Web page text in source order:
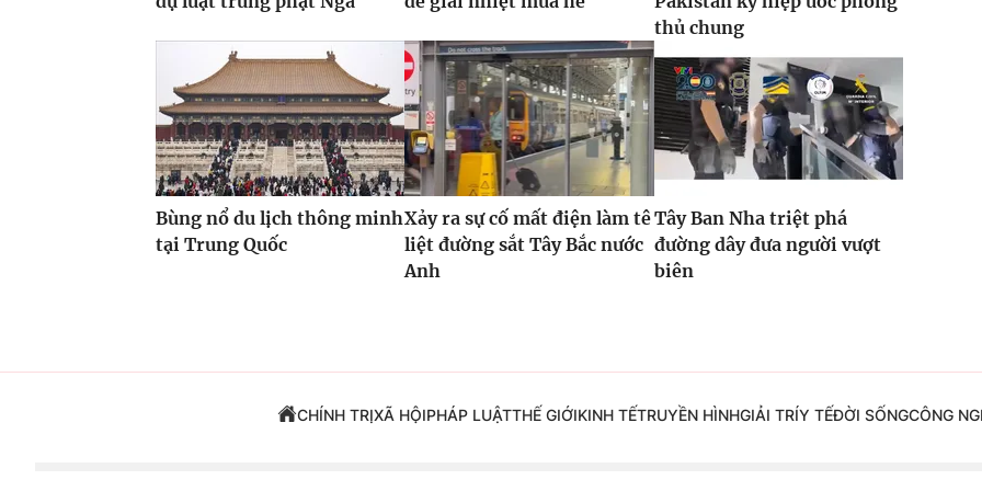
thủ chung
Bùng nổ du lịch thông minh
tại Trung Quốc
Xảy ra sự cố mất điện làm tê
liệt đường sắt Tây Bắc nước
Anh
Tây Ban Nha triệt phá
đường dây đưa người vượt
biên
CHÍNH TRỊXÃ HỘIPHÁP LUẬTTHẾ GIỚIKINH TẾTRUYỀN HÌNHGIẢI TRÍY TẾĐỜI SỐNGCÔNG